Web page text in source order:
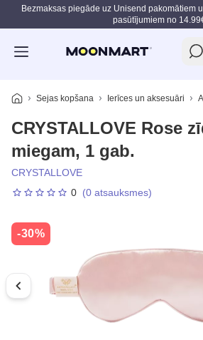
Pāriet uz galveno saturu
Bezmaksas piegāde uz Unisend pakomātiem
pasūtījumiem no
Sejas kopšana Ierīces un aksesuāri
CRYSTALLOVE Rose
miegam, 1 gab.
CRYSTALLOVE
0 (0 atsauksmes)
-30%